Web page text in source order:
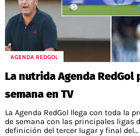
AGENDA REDGOL
La nutrida Agenda RedGol
semana en TV
La Agenda RedGol llega con toda la
de semana con las principales ligas
definición del tercer lugar y final del...